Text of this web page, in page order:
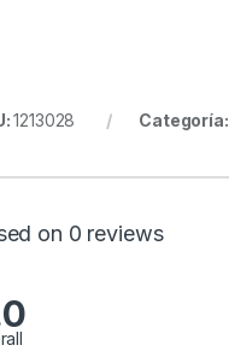
1213028 Categoría:
on 0 reviews